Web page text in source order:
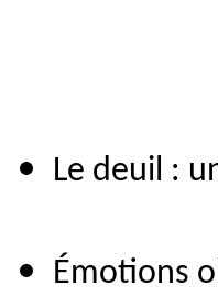
Le deuil :
Émotions